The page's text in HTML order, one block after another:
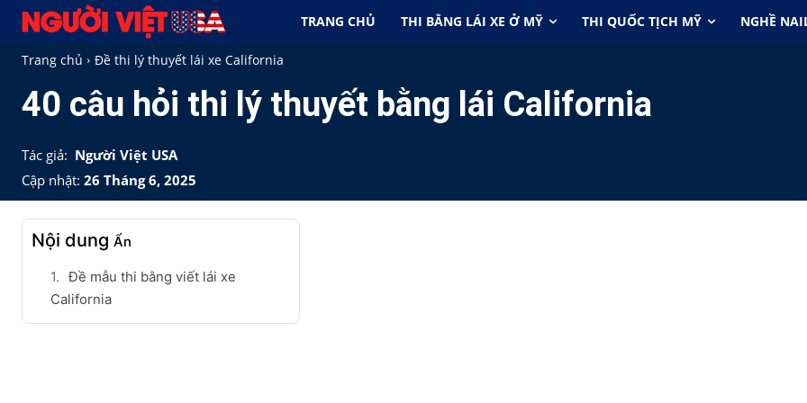
TRANG CHỦ THI BẰNG LÁI XE Ở MỸ THI QUỐC TỊCH MỸ NGHỀ
Trang chủ Đề thi lý thuyết lái xe California
40 câu hỏi thi lý thuyết bằng lái California
Tác giả: Người Việt USA
Cập nhật: 26 Tháng 6, 2025
Nội dung Ẩn
Đề mẫu thi bằng viết lái xe
California